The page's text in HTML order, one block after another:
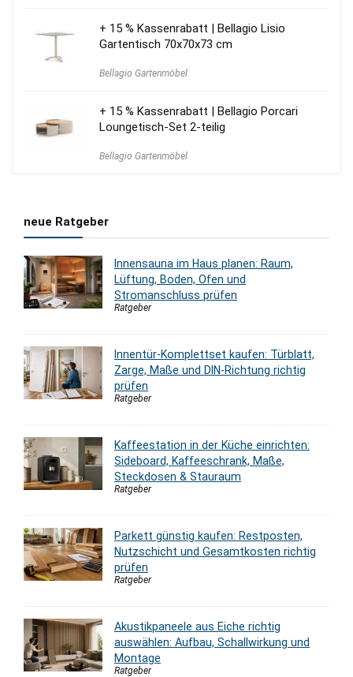
+ 15 % Kassenrabatt | Bellagio Lisio
Gartentisch 70x70x73 cm
Bellagio Gartenmöbel
+ 15 % Kassenrabatt | Bellagio Porcari
Loungetisch-Set 2-teilig
Bellagio Gartenmöbel
neue Ratgeber
Innensauna im Haus planen: Raum,
Lüftung, Boden, Ofen und
Stromanschluss prüfen
Ratgeber
Innentür-Komplettset kaufen: Türblatt,
Zarge, Maße und DIN-Richtung richtig
prüfen
Ratgeber
Kaffeestation in der Küche einrichten:
Sideboard, Kaffeeschrank, Maße,
Steckdosen & Stauraum
Ratgeber
Parkett günstig kaufen: Restposten,
Nutzschicht und Gesamtkosten richtig
prüfen
Ratgeber
Akustikpaneele aus Eiche richtig
auswählen: Aufbau, Schallwirkung und
Montage
Ratgeber